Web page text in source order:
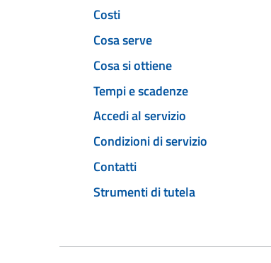
Costi
Cosa serve
Cosa si ottiene
Tempi e scadenze
Accedi al servizio
Condizioni di servizio
Contatti
Strumenti di tutela